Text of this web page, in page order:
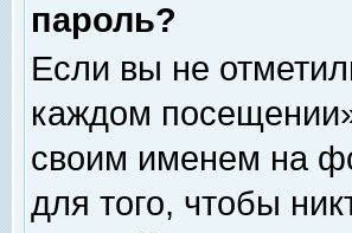
пароль?
Если вы не
каждом
своим именем на
для того, чтобы